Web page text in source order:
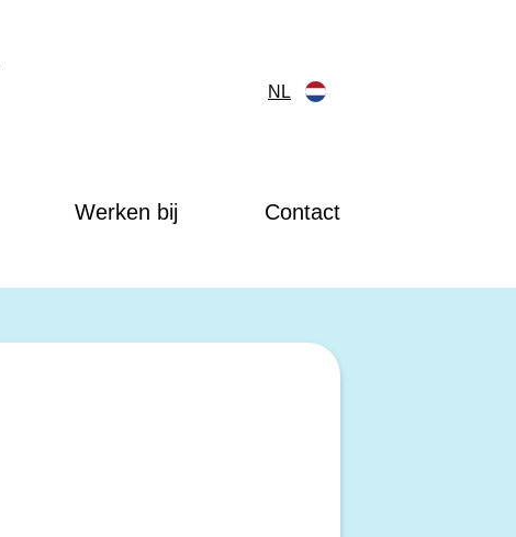
NL
Werken bij Contact